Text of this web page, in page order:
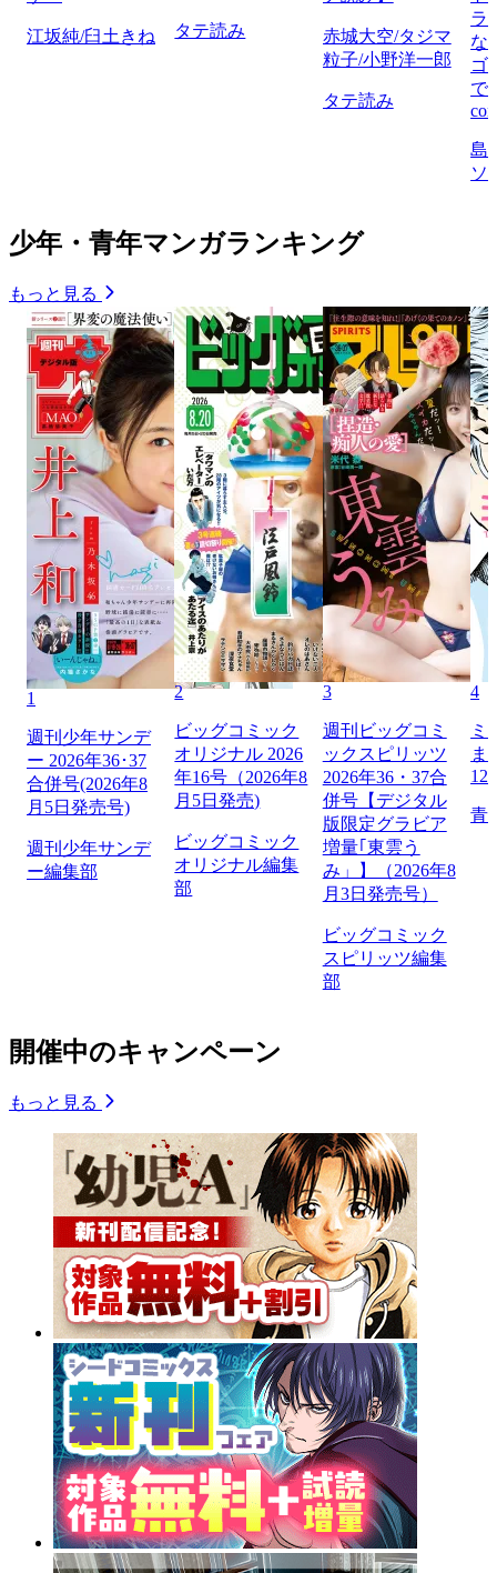
江坂純/臼土きね タテ読み
赤城大空/タジマ
粒子/小野洋一郎
タテ読み
ラ
な
ゴ
で
島
ソ
少年・青年マンガランキング
もっと見る
1
週刊少年サンデ
ー 2026年36･37
合併号(2026年8
月5日発売号)
週刊少年サンデ
ー編集部
2
ビッグコミック
オリジナル 2026
年16号（2026年8
月5日発売)
ビッグコミック
オリジナル編集
部
3
週刊ビッグコミ
ックスピリッツ
2026年36・37合
併号【デジタル
版限定グラビア
増量｢東雲う
み」】（2026年8
月3日発売号）
ビッグコミック
スピリッツ編集
部
4
ミ
ま
129
青
開催中のキャンペーン
もっと見る